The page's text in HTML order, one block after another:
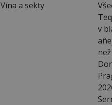
Vína a sekty
v